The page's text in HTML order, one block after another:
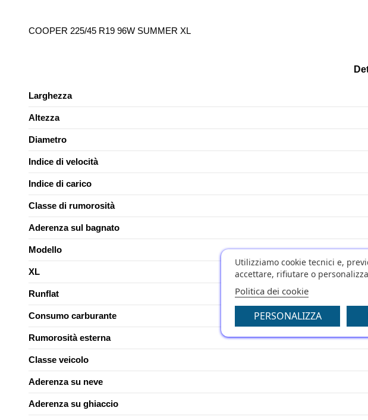
COOPER 225/45 R19 96W SUMMER XL
Larghezza
Altezza
Diametro
Indice di velocità
Indice di carico
Classe di rumorosità
Aderenza sul bagnato
Modello
XL
Runflat
Consumo carburante
Rumorosità esterna
Classe veicolo
Aderenza su neve
Aderenza su ghiaccio
Utilizziamo cookie tecnici e,
accettare, rifiutare o
Politica dei cookie
PERSONALIZZA